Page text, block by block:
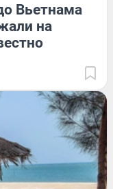
Вьетнама
на